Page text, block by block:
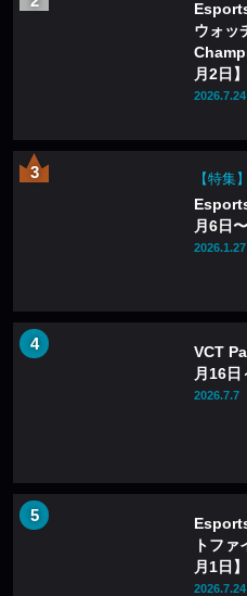
ウォッ
月2日】
2026.7.24
【特集
月6日
2026.1.27
VCT
月16日
2026.7.7
トフ
月1日】
2026.7.24